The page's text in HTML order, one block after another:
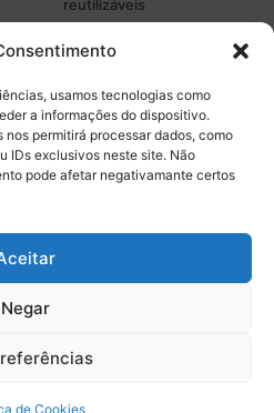
usamos tecnologias como
a informações do dispositivo.
permitirá processar dados, como
IDs exclusivos neste site. Não
pode afetar negativamante certos
Negar
de Cookies
reutilizáveis
Desinfectantes
Entregas em 24h
de produtos em stock
nacional)
Resolução de conflitos de Consumo